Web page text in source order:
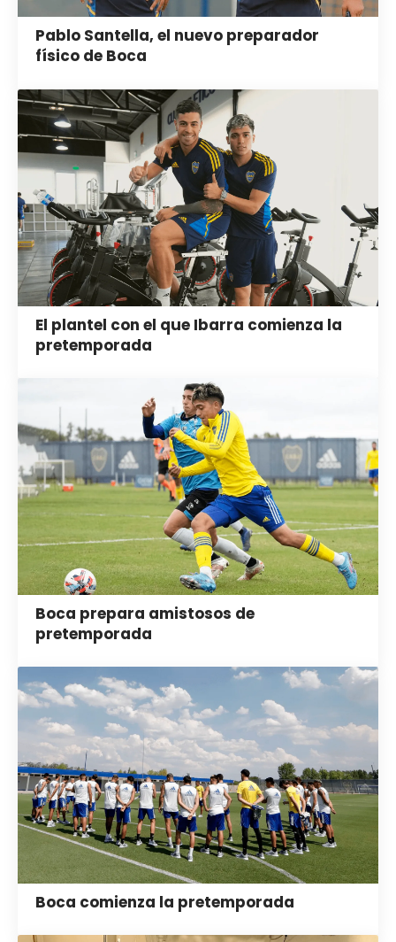
Pablo Santella, el nuevo preparador
físico de Boca
El plantel con el que Ibarra comienza la
pretemporada
Boca prepara amistosos de
pretemporada
Boca comienza la pretemporada